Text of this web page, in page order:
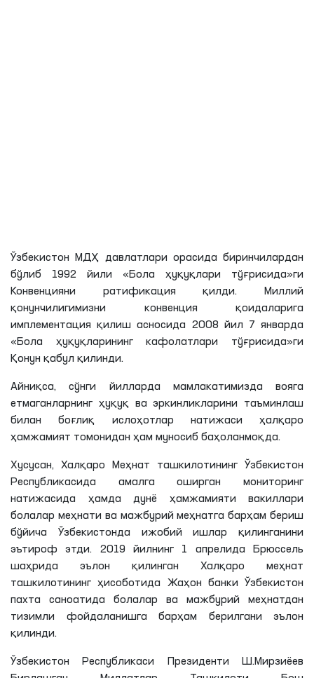
Ўзбекистон МДҲ давлатлари орасида биринчилардан
бўлиб 1992 йили «Бола ҳуқуқлари тўғрисида»ги
Конвенцияни ратификация қилди. Миллий
қонунчилигимизни конвенция қоидаларига
имплементация қилиш асносида 2008 йил 7 январда
«Бола ҳуқуқларининг кафолатлари тўғрисида»ги
Қонун қабул қилинди.
Айниқса, сўнги йилларда мамлакатимизда вояга
етмаганларнинг ҳуқуқ ва эркинликларини таъминлаш
билан боғлиқ ислоҳотлар натижаси ҳалқаро
ҳамжамият томонидан ҳам муносиб баҳоланмоқда.
Хусусан, Халқаро Меҳнат ташкилотининг Ўзбекистон
Республикасида амалга оширган мониторинг
натижасида ҳамда дунё ҳамжамияти вакиллари
болалар меҳнати ва мажбурий меҳнатга барҳам бериш
бўйича Ўзбекистонда ижобий ишлар қилинганини
эътироф этди. 2019 йилнинг 1 апрелида Брюссель
шаҳрида эълон қилинган Халқаро меҳнат
ташкилотининг ҳисоботида Жаҳон банки Ўзбекистон
пахта саноатида болалар ва мажбурий меҳнатдан
тизимли фойдаланишга барҳам берилгани эълон
қилинди.
Ўзбекистон Республикаси Президенти Ш.Мирзиёев